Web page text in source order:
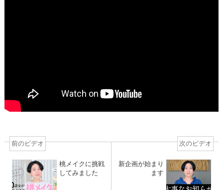
前のビデオ
桃メイクに挑戦
してみました
次のビデオ
新企画が始まり
ます